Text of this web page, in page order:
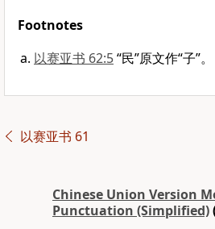
Footnotes
以赛亚书 62:5“民”原文作“子”。
以赛亚书 61
Chinese Union Version
Punctuation (Simplified)